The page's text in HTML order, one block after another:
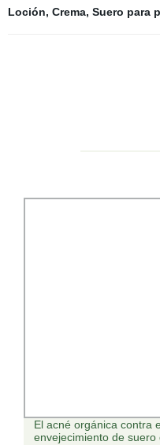
Loción, Crema, Suero para
El agua subió de gotas
aceites de masaje de